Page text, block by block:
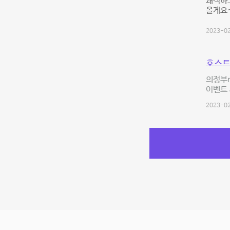
올게
2023-
호스
의정부
이벤
2023-